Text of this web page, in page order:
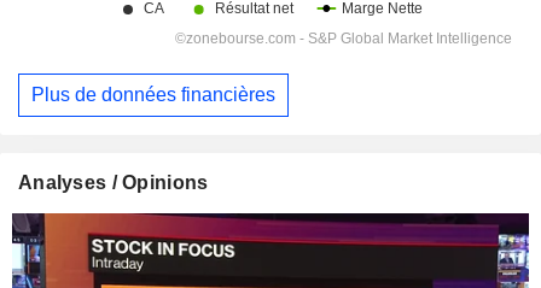
Plus de données financières
Analyses / Opinions